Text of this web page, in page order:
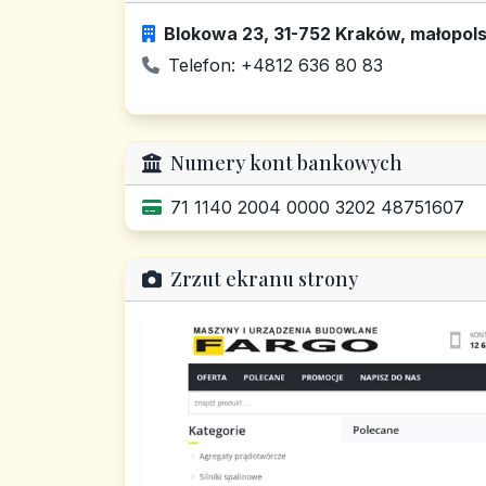
Blokowa 23, 31-752 Kraków,
Telefon: +4812 636 80 83
Numery kont bankowych
71 1140 2004 0000 3202 48751607
Zrzut ekranu strony